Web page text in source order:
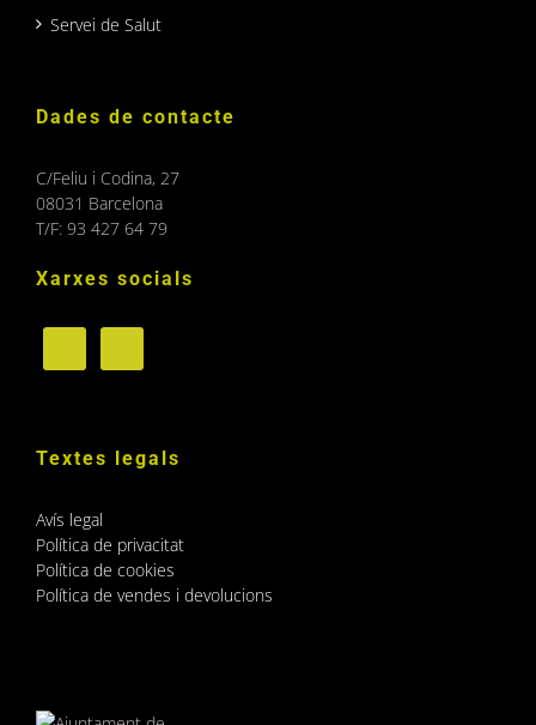
Servei de Salut
Dades de contacte
C/Feliu i Codina, 27
08031 Barcelona
T/F: 93 427 64 79
Xarxes socials
Textes legals
Avís legal
Política de privacitat
Política de cookies
Política de vendes i devolucions